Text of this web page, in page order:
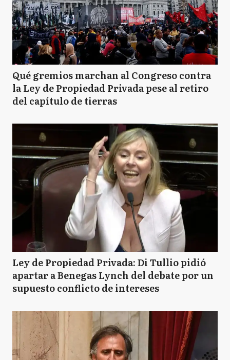
Qué gremios marchan al Congreso contra
la Ley de Propiedad Privada pese al retiro
del capítulo de tierras
Ley de Propiedad Privada: Di Tullio pidió
apartar a Benegas Lynch del debate por un
supuesto conflicto de intereses